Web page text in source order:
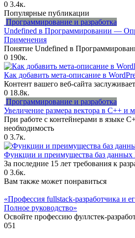
0 3.4к.
Популярные публикации
Программирование и разработка
Undefined в Программировании —
Применения
Понятие Undefined в
0 190к.
Как добавить мета-описание в
Контент вашего веб-сайта
0 18.8к.
Программирование и разработка
Увеличение размера вектора в C++ и
При работе с контейнерами в языке
необходимость
0 3.7к.
Функции и преимущества баз данных
За последние 15 лет требования к
0 3.6к.
Вам также может понравиться
«Профессия fullstack-разработчика и
Полное руководство»
Освойте профессию фуллстек-
051